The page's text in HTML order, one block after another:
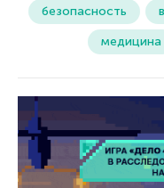
безопасность
медицина